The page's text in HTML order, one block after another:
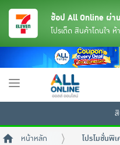
ช้อป All Online ผ่า
โปรเด็ด สินค้าโดนใจ ห้
Toggle
หน้าหลัก โปรโมชั่นพิ